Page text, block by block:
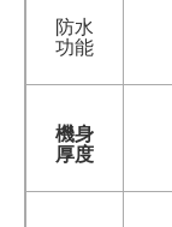
防水
功能
機身
厚度